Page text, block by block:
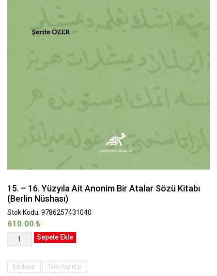
15. – 16. Yüzyıla Ait Anonim Bir Atalar Sözü Kitabı
(Berlin Nüshası)
Stok Kodu: 9786257431040
610.00 ₺
-
Yüzyıla
Sepete Ekle
Edebiyat Tüm Yayınlar